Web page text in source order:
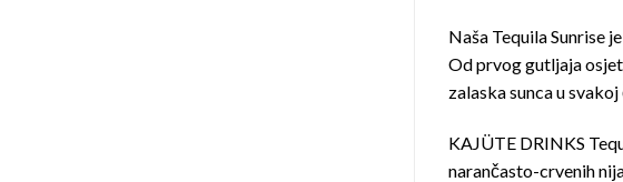
Naša Tequila Sunrise
Od prvog gutljaja
zalaska sunca u svakoj
KAJÜTE DRINKS
narančasto-crvenih